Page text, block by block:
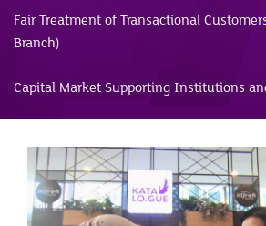
Fair Treatment of Transactional
Branch)
Capital Market Supporting Institutions